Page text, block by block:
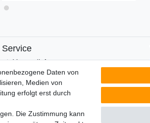
Service
Versandinfos
FAQ
Ersatzteile
Registrieren
Daten von
Medien von
erfolgt erst durch
Die Zustimmung kann